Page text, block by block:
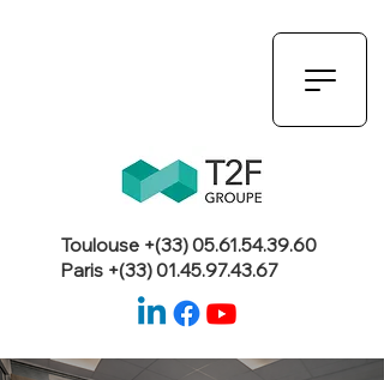
Toulouse +(33)05.61.54.39.60
Paris +(33)01.45.97.43.67